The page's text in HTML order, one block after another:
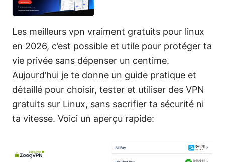
Les meilleurs vpn vraiment gratuits pour linux
en 2026, c’est possible et utile pour protéger ta
vie privée sans dépenser un centime.
Aujourd’hui je te donne un guide pratique et
détaillé pour choisir, tester et utiliser des VPN
gratuits sur Linux, sans sacrifier ta sécurité ni
ta vitesse. Voici un aperçu rapide: